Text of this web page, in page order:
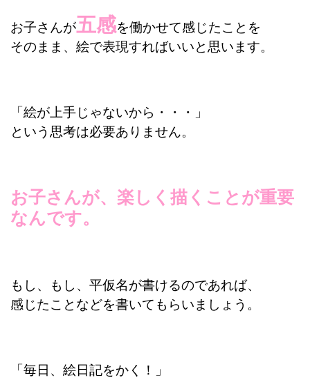
お子さんが五感を働かせて感じたことを
そのまま、絵で表現すればいいと思います。
「絵が上手じゃないから・・・」
という思考は必要ありません。
お子さんが、楽しく描くことが重要
なんです。
もし、もし、平仮名が書けるのであれば、
感じたことなどを書いてもらいましょう。
「毎日、絵日記をかく！」